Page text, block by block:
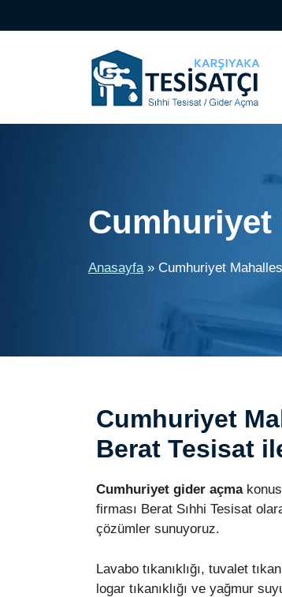
atla
Cumhuriyet
Anasayfa» Cumhuriyet
Cumhuriyet
Berat Tesisat
Cumhuriyet gider açma
firması Berat Sıhhi Tesisat
çözümler sunuyoruz.
Lavabo tıkanıklığı, tuvalet
logar tıkanıklığı ve yağmur